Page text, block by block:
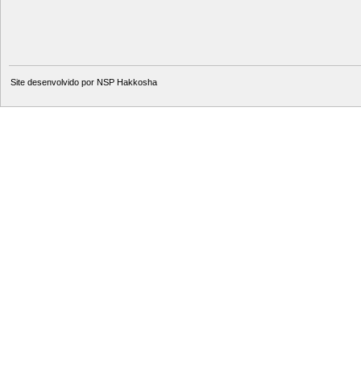
Site desenvolvido por NSP Hakkosha